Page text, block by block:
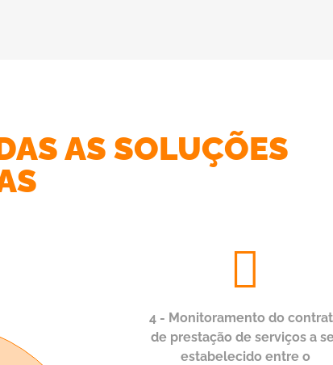
AS SOLUÇÕES
4 - Monitoramento do
de prestação de serviços a
estabelecido entre o